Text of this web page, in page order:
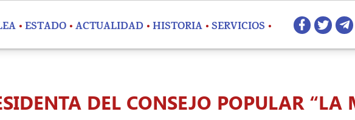
ESTADO ACTUALIDAD HISTORIA SERVICIOS
DEL CONSEJO POPULAR “LA